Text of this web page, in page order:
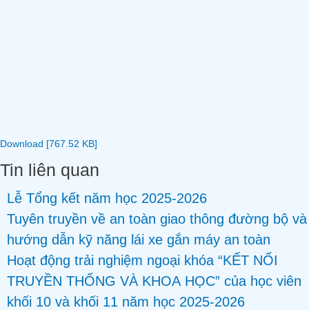
Download [767.52 KB]
Tin liên quan
Lễ Tổng kết năm học 2025-2026
Tuyên truyền về an toàn giao thông đường bộ và
hướng dẫn kỹ năng lái xe gắn máy an toàn
Hoạt động trải nghiệm ngoại khóa “KẾT NỐI
TRUYỀN THỐNG VÀ KHOA HỌC” của học viên
khối 10 và khối 11 năm học 2025-2026